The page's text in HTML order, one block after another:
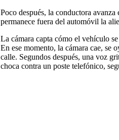
Poco después, la conductora
permanece fuera del automóvil la
La cámara capta cómo el vehículo
En ese momento, la cámara cae, se
calle. Segundos después, una voz
choca contra un poste telefónico,